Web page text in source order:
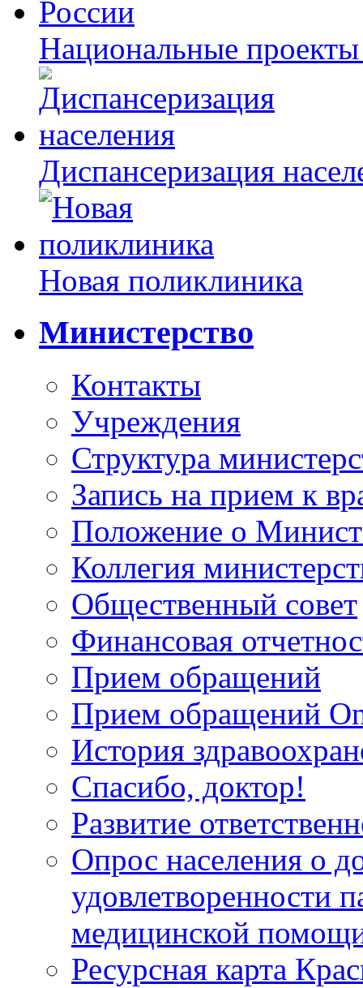
Национальные
Диспансеризация
Новая поликлиника
Министерство
Контакты
Учреждения
Структура
Запись на прием к
Положение о
Коллегия
Общественный совет
Финансовая
Прием обращений
Прием обращений
История
Спасибо, доктор!
Развитие
Опрос населения о
удовлетворенности
медицинской
Ресурсная карта